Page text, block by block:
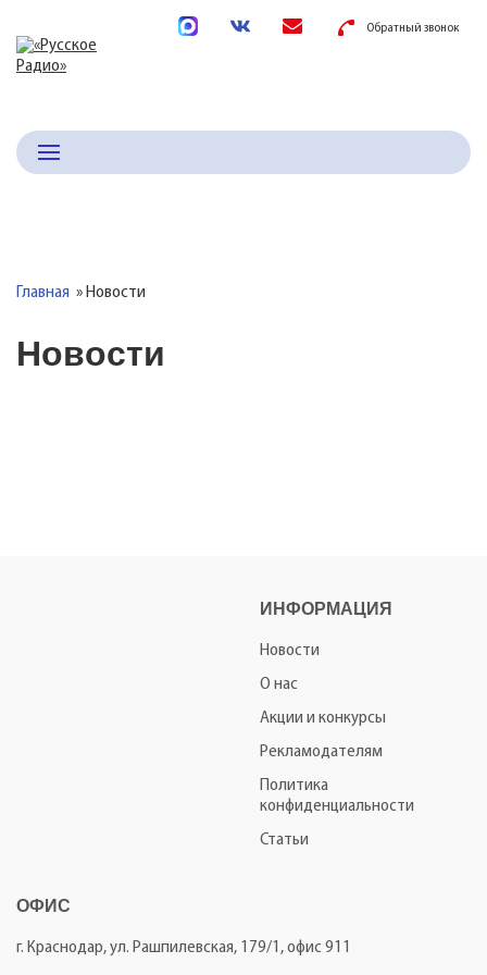
Обратный звонок
Главная Новости
Новости
ИНФОРМАЦИЯ
Новости
О нас
Акции и конкурсы
Рекламодателям
Политика
конфиденциальности
Статьи
ОФИС
г. Краснодар, ул. Рашпилевская, 179/1, офис 911